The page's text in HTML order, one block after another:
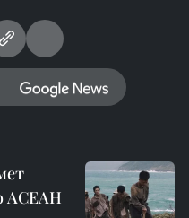
АСЕАН